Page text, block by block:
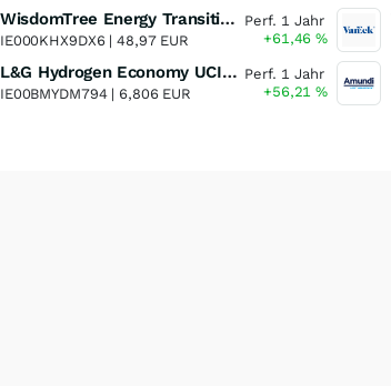
WisdomTree Energy Transition Metals and Rare Earths Miners UCITS ETF
IE000KHX9DX6 |48,97 EUR
Perf. 1 Jahr
+61,46%
L&G Hydrogen Economy UCITS ETF
IE00BMYDM794 | 6,806 EUR
Perf. 1 Jahr
+56,21%